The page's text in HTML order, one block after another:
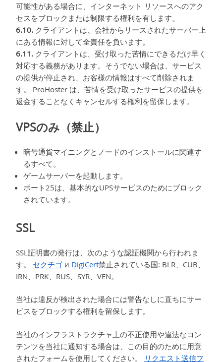
可能性がある場合に、インターネット リソースへのアク
セスをブロックまたは制限する権利を有します。
6.10. クライアントは、会社からリースされたサーバー上
にある情報に対して全責任を負います。
6.11. クライアントは、受け取った苦情にできるだけ早く
対応する義務があります。そうでない場合は、サービス
の提供が停止され、お客様の情報はすべて削除されま
す。 ProHoster は、苦情を受け取ったサービスの提供を
返金することなくキャンセルする権利を留保します。
VPSのみ（禁止）
暗号通貨マイニングとノードのインストールに関連す
るすべて。
ゲームサーバーを起動します。
ポート25は、基本的なUPSサービスのためにブロック
されています。
SSL
SSL証明書の発行は、次のような認証機関から行われま
す。 セクチゴ и DigiCert禁止されている国: BLR、CUB、
IRN、PRK、RUS、SYR、VEN。
当社は違反が検出された場合には警告なしに直ちにサー
ビスをブロックする権利を留保します。
当社のインフラストラクチャ上の不正使用や違法なコン
テンツを当社に通知する場合は、この目的のために用意
されたフォームを使用してください。
リクエスト送信フ